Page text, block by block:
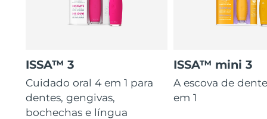
ISSA™ 3
Cuidado oral 4 em 1 para
dentes, gengivas,
bochechas e língua
ISSA™ mini 3
A escova de
em 1